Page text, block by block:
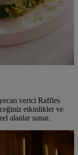
verici Raffles
etkinlikler ve
alanlar sunar.